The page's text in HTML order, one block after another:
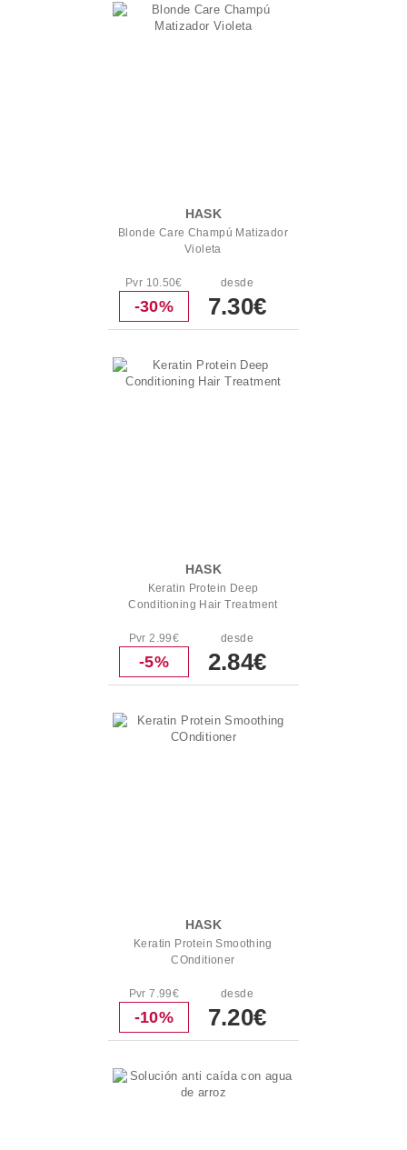
HASK
Blonde Care Champú Matizador
Violeta
Pvr 10.50€
-30%
desde
7.30€
HASK
Keratin Protein Deep
Conditioning Hair Treatment
Pvr 2.99€
-5%
desde
2.84€
HASK
Keratin Protein Smoothing
COnditioner
Pvr 7.99€
-10%
desde
7.20€